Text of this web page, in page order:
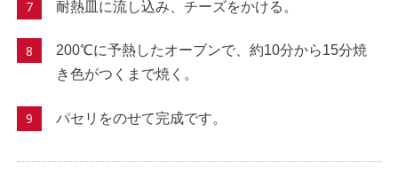
耐熱皿に流し込み、チーズをかける。
200℃に予熱したオーブンで、約10分から15分焼
き色がつくまで焼く。
パセリをのせて完成です。